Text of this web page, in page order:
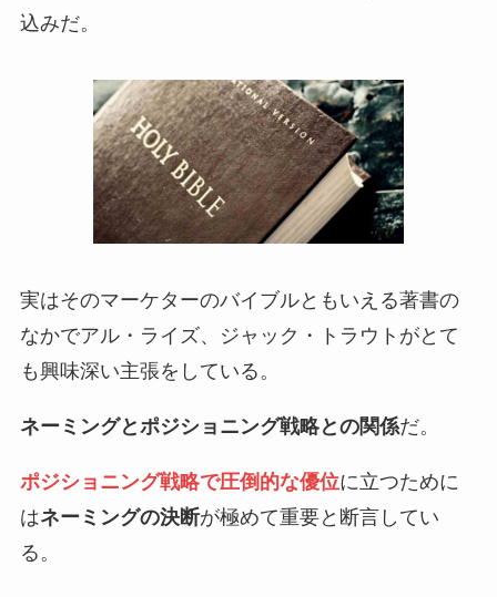
込みだ。
実はそのマーケターのバイブルともいえる著書の
なかでアル・ライズ、ジャック・トラウトがとて
も興味深い主張をしている。
ネーミングとポジショニング戦略との関係だ。
ポジショニング戦略で圧倒的な優位に立つために
はネーミングの決断が極めて重要と断言してい
る。